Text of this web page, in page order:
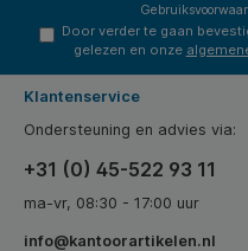
Door verder te gaan
gelezen en onze
Klantenservice
Ondersteuning en advies via:
+31 (0) 45-522 93 11
ma-vr, 08:30 - 17:00 uur
info@kantoorartikelen.nl